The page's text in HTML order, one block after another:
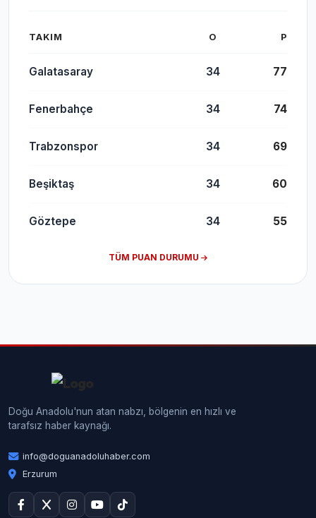
TAKIM O P
Galatasaray 34 77
Fenerbahçe 34 74
Trabzonspor 34 69
Beşiktaş 34 60
Göztepe 34 55
TÜM PUAN DURUMU
Doğu Anadolu'nun atan nabzı, bölgenin en hızlı ve
tarafsız haber kaynağı.
info@doguanadoluhaber.com
Erzurum